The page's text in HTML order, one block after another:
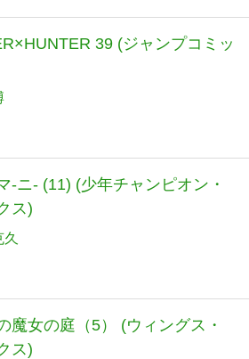
39 (ジャンプコミッ
-ニ- (11) (少年チャンピオン・
ス)
魔女の庭（5） (ウィングス・
ス)